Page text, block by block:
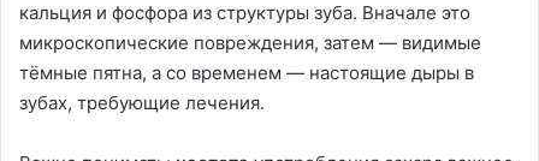
кальция и фосфора из структуры зуба. Вначале это
микроскопические повреждения, затем — видимые
тёмные пятна, а со временем — настоящие дыры в
зубах, требующие лечения.